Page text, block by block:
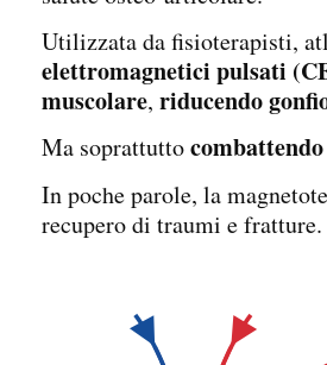
Utilizzata da fisioterapisti,
elettromagnetici pulsati
muscolare, riducendo
Ma soprattutto
In poche parole, la
recupero di traumi e fratture.